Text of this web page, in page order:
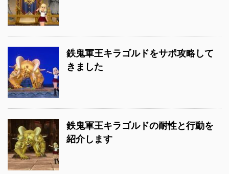
鉄鬼軍王キラゴルドをサポ攻略して
きました
鉄鬼軍王キラゴルドの耐性と行動を
紹介します